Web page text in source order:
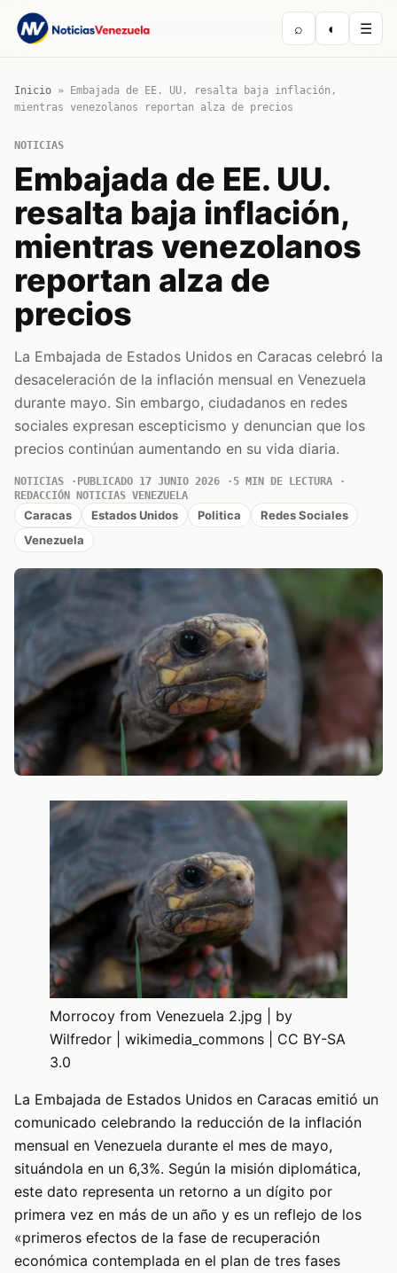
⌕ ◐ ☰
Inicio »
Embajada de EE. UU. resalta baja inflación,
mientras venezolanos reportan alza de precios
NOTICIAS
Embajada de EE. UU.
resalta baja inflación,
mientras venezolanos
reportan alza de
precios
La Embajada de Estados Unidos en Caracas celebró la
desaceleración de la inflación mensual en Venezuela
durante mayo. Sin embargo, ciudadanos en redes
sociales expresan escepticismo y denuncian que los
precios continúan aumentando en su vida diaria.
NOTICIAS PUBLICADO 17 JUNIO 2026
5 MIN DE LECTURA
REDACCIÓN NOTICIAS VENEZUELA
Caracas Estados Unidos Politica
Redes Sociales
Venezuela
Morrocoy from Venezuela 2.jpg | by
Wilfredor | wikimedia_commons | CC BY-SA
3.0
La Embajada de Estados Unidos en Caracas emitió un
comunicado celebrando la reducción de la inflación
mensual en Venezuela durante el mes de mayo,
situándola en un 6,3%. Según la misión diplomática,
este dato representa un retorno a un dígito por
primera vez en más de un año y es un reflejo de los
«primeros efectos de la fase de recuperación
económica contemplada en el plan de tres fases